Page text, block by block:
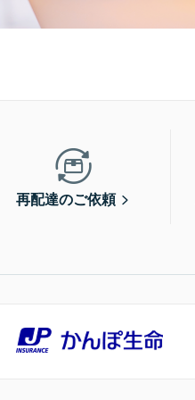
再配達のご依頼